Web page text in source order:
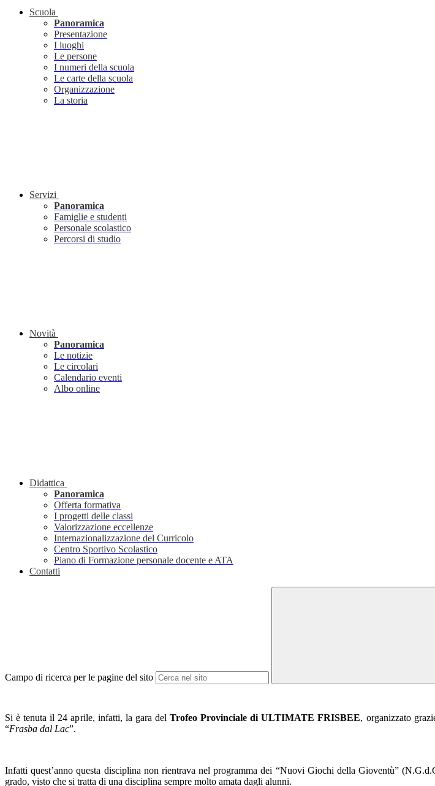
Scuola
Panoramica
Presentazione
I luoghi
Le persone
I numeri della scuola
Le carte della scuola
Organizzazione
La storia
Servizi
Panoramica
Famiglie e studenti
Personale scolastico
Percorsi di studio
Novità
Panoramica
Le notizie
Le circolari
Calendario eventi
Albo online
Didattica
Panoramica
Offerta formativa
I progetti delle classi
Valorizzazione eccellenze
Internazionalizzazione del Curricolo
Centro Sportivo Scolastico
Piano di Formazione personale docente e ATA
Contatti
Campo di ricerca per le pagine del sito
Si è tenuta il 24 aprile, infatti, la gara del Trofeo Provinciale di ULTIMATE FRISBEE, organizzato
“Frasba dal Lac”.
Infatti quest’anno questa disciplina non rientrava nel programma dei “Nuovi Giochi della Gioventù”
grado, visto che si tratta di una disciplina sempre molto amata dagli alunni.